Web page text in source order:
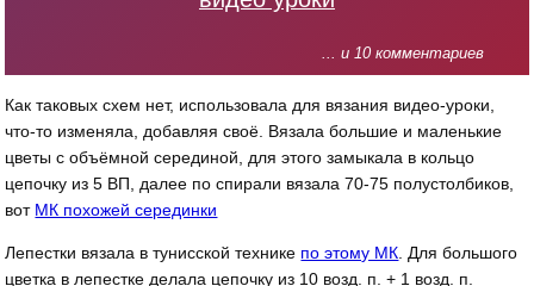
... и 10 комментариев
Как таковых схем нет, использовала для вязания видео-уроки,
что-то изменяла, добавляя своё. Вязала большие и маленькие
цветы с объёмной серединой, для этого замыкала в кольцо
цепочку из 5 ВП, далее по спирали вязала 70-75 полустолбиков,
вот МК похожей серединки
Лепестки вязала в тунисской технике по этому МК. Для большого
цветка в лепестке делала цепочку из 10 возд. п. + 1 возд. п.